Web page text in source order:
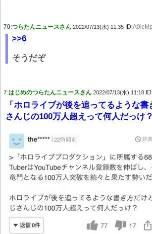
70:つらたんニュースさん 2022/07/13(水) 11:35 ID:
>>6
そうだぞ
7:はじめのつらたんニュースさん 2022/07/13(水) 11:18
「ホロライブが後を追ってるような
さんじの100万人超えって何人だっけ？